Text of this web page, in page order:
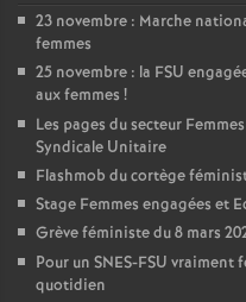
23 novembre : Marche
femmes
25 novembre : la FSU
aux femmes !
Les pages du secteur
Syndicale Unitaire
Flashmob du cortège
Stage Femmes engagées et
Grève féministe du 8 mars
Pour un SNES-FSU vraiment
quotidien